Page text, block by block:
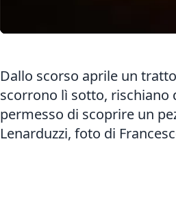
Dallo scorso aprile un
scorrono lì sotto, rischiano
permesso di scoprire un
Lenarduzzi, foto di